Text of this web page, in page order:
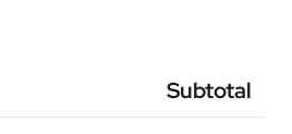
Subtotal